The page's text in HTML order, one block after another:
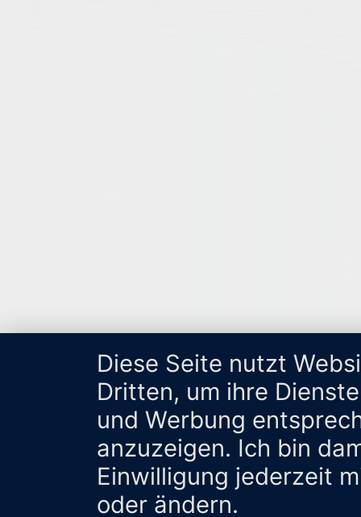
Diese Seite nutzt
Dritten, um ihre
und Werbung
anzuzeigen. Ich bin
Einwilligung jederzeit
oder ändern.